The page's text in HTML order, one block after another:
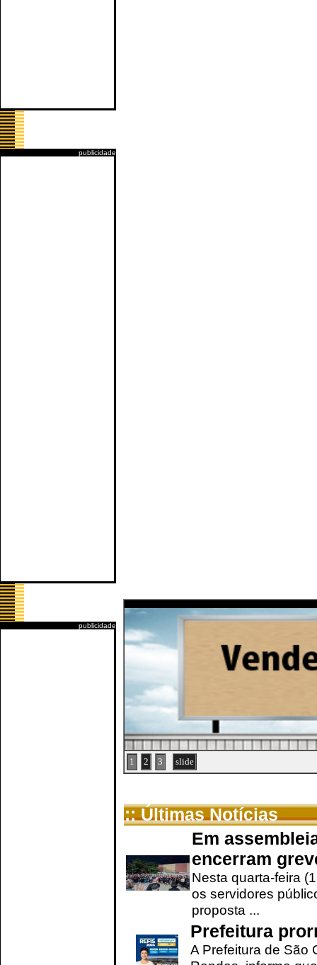
publicidade
publicidade
1 2 3 slide
:: Últimas Notícias
Em
encerram
Nesta quarta-feira
os servidores
proposta ...
Prefeitura
A Prefeitura de São